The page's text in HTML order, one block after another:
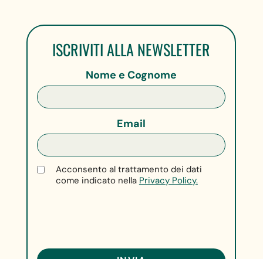
ISCRIVITI ALLA NEWSLETTER
Nome e Cognome
Email
Acconsento al trattamento dei dati
come indicato nella Privacy Policy.